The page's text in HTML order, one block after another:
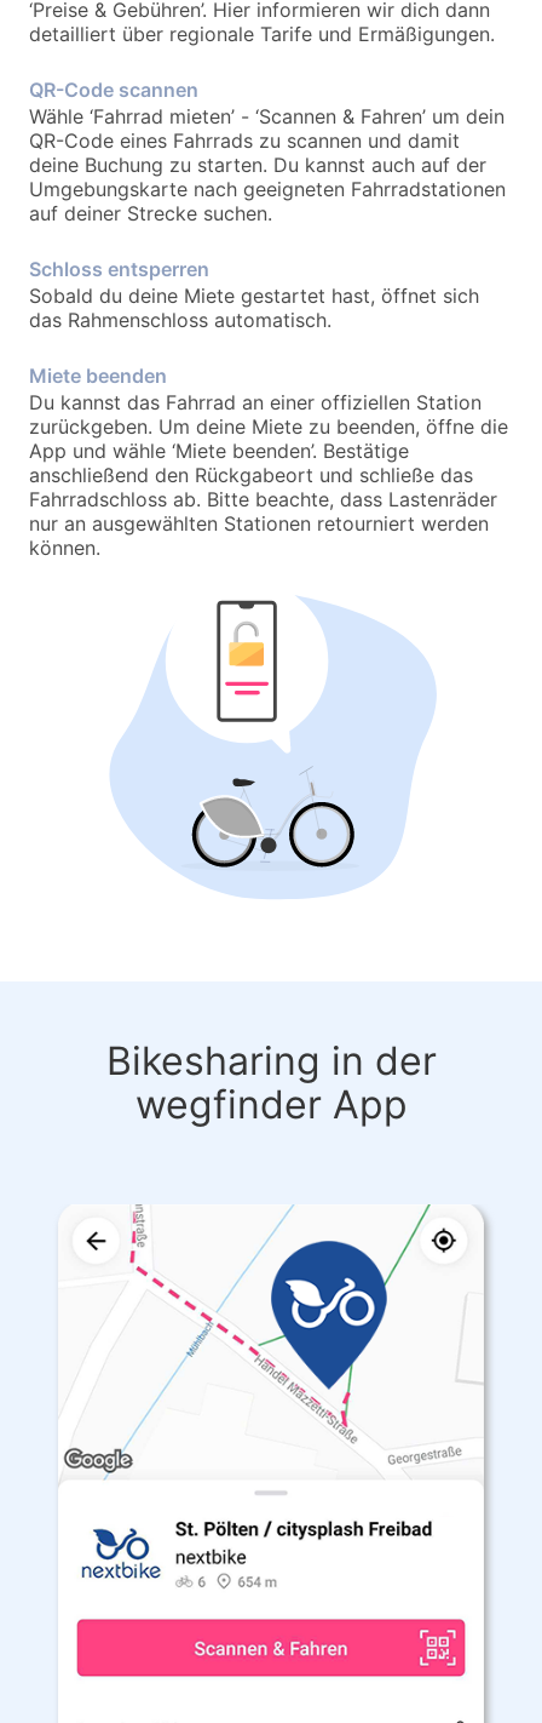
‘Preise & Gebühren’. Hier informieren wir dich dann
detailliert über regionale Tarife und Ermäßigungen.
QR-Code scannen
Wähle ‘Fahrrad mieten’ - ‘Scannen & Fahren’ um dein
QR-Code eines Fahrrads zu scannen und damit
deine Buchung zu starten. Du kannst auch auf der
Umgebungskarte nach geeigneten Fahrradstationen
auf deiner Strecke suchen.
Schloss entsperren
Sobald du deine Miete gestartet hast, öffnet sich
das Rahmenschloss automatisch.
Miete beenden
Du kannst das Fahrrad an einer offiziellen Station
zurückgeben. Um deine Miete zu beenden, öffne die
App und wähle ‘Miete beenden’. Bestätige
anschließend den Rückgabeort und schließe das
Fahrradschloss ab. Bitte beachte, dass Lastenräder
nur an ausgewählten Stationen retourniert werden
können.
Bikesharing in der
wegfinder App